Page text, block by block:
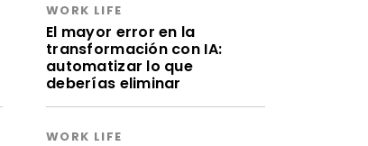
WORK LIFE
El mayor error en la
transformación con IA:
automatizar lo que
deberías eliminar
WORK LIFE